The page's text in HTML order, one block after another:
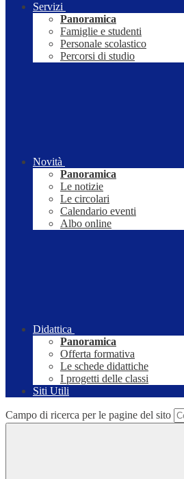
Servizi
Panoramica
Famiglie e studenti
Personale scolastico
Percorsi di studio
Novità
Panoramica
Le notizie
Le circolari
Calendario eventi
Albo online
Didattica
Panoramica
Offerta formativa
Le schede didattiche
I progetti delle classi
Siti Utili
Campo di ricerca per le pagine del sito